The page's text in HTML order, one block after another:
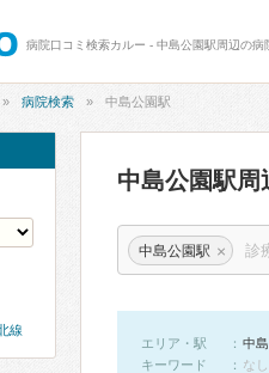
病院口コミ検索カルー - 中島公園駅周辺の
病院検索 中島公園駅
中島公園駅周
中島公園駅 ×
エリア・駅
中
キーワード
な
線